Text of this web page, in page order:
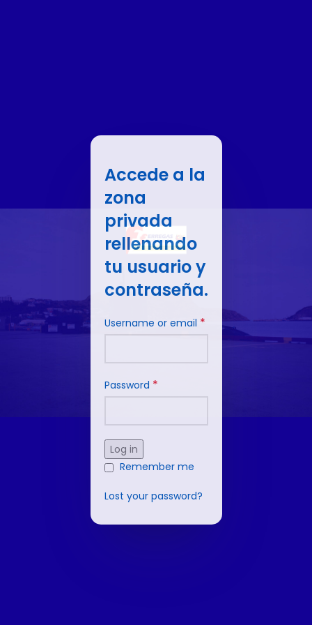
Accede a la
zona
privada
rellenando
tu usuario y
contraseña.
Username or email *
Password *
Log in
Remember me
Lost your password?